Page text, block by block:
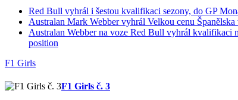
Red Bull vyhrál i šestou kvalifikaci sezony, do GP
Australan Mark Webber vyhrál Velkou cenu Španělska
Australan Webber na voze Red Bull vyhrál kvalifikaci
position
F1 Girls
F1 Girls č. 3